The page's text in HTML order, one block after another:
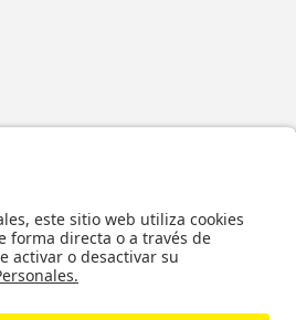
encuentran protegidos por las normas
utilización parcial o total, reproducción,
importación, total o parcial, en todo o en